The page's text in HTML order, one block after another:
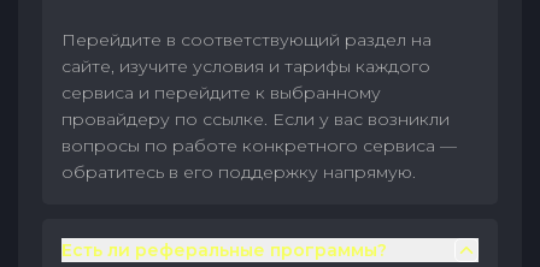
Перейдите в соответствующий раздел на
сайте, изучите условия и тарифы каждого
сервиса и перейдите к выбранному
провайдеру по ссылке. Если у вас возникли
вопросы по работе конкретного сервиса —
обратитесь в его поддержку напрямую.
Есть ли реферальные программы?